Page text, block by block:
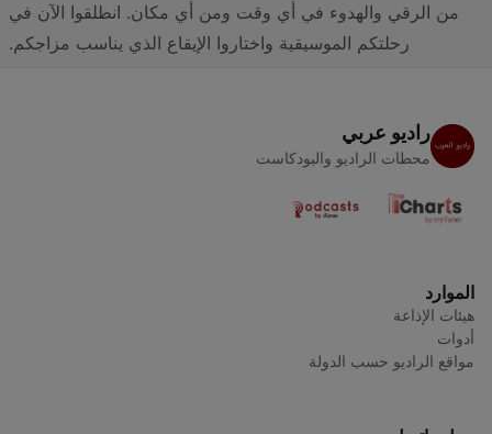
من الرقي والهدوء في أي وقت ومن أي مكان. انطلقوا الآن في
رحلتكم الموسيقية واختاروا الإيقاع الذي يناسب مزاجكم.
راديو عربي
محطات الراديو والبودكاست
الموارد
هيئات الإذاعة
أدوات
مواقع الراديو حسب الدولة